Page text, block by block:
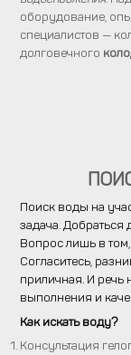
оборудование,
специалистов —
долговечного
Поиск воды на
задача.
Вопрос лишь в том,
Согласитесь,
приличная. И речь
выполнения и
Как искать воду?
Консультация